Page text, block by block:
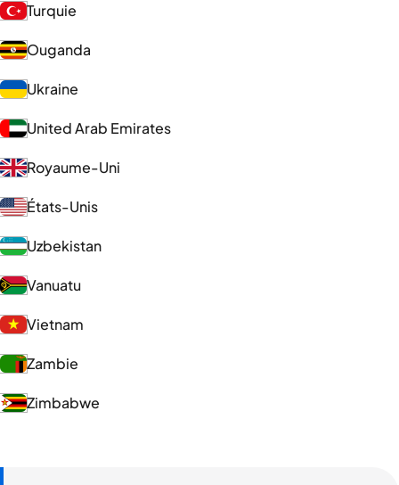
Turquie
Ouganda
Ukraine
United Arab Emirates
Royaume-Uni
États-Unis
Uzbekistan
Vanuatu
Vietnam
Zambie
Zimbabwe